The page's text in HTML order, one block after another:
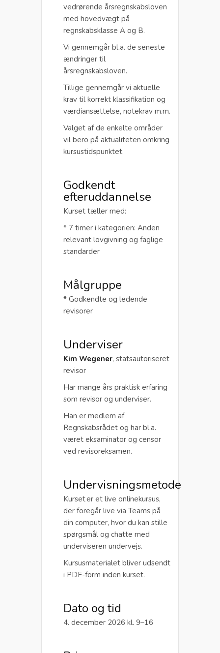
vedrørende årsregnskabsloven
med hovedvægt på
regnskabsklasse A og B.
Vi gennemgår bl.a. de seneste
ændringer til
årsregnskabsloven.
Tillige gennemgår vi aktuelle
krav til korrekt klassifikation og
værdiansættelse, notekrav m.m.
Valget af de enkelte områder
vil bero på aktualiteten omkring
kursustidspunktet.
Godkendt
efteruddannelse
Kurset tæller med:
* 7 timer i kategorien: Anden
relevant lovgivning og faglige
standarder
Målgruppe
* Godkendte og ledende
revisorer
Underviser
Kim Wegener, statsautoriseret
revisor
Har mange års praktisk erfaring
som revisor og underviser.
Han er medlem af
Regnskabsrådet og har bl.a.
været eksaminator og censor
ved revisoreksamen.
Undervisningsmetode
Kurset er et live onlinekursus,
der foregår live via Teams på
din computer, hvor du kan stille
spørgsmål og chatte med
underviseren undervejs.
Kursusmaterialet bliver udsendt
i PDF-form inden kurset.
Dato og tid
4. december 2026 kl. 9–16